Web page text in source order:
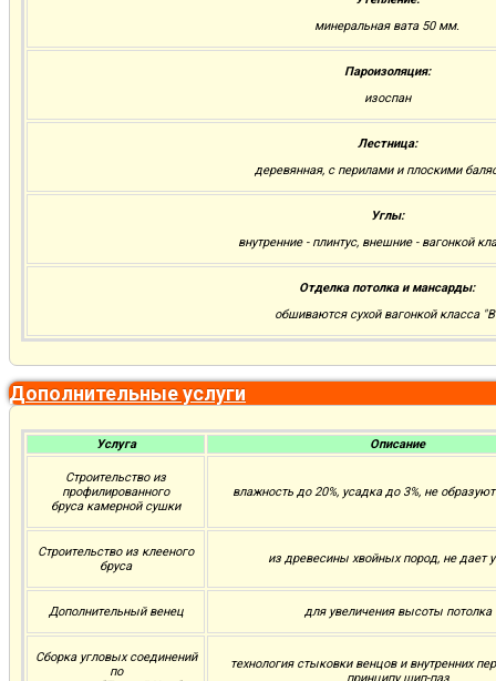
минеральная вата 50 мм.
Пароизоляция:
изоспан
Лестница:
деревянная, с перилами и плоскими
Углы:
внутренние - плинтус, внешние - вагонкой
Отделка потолка и мансарды:
обшиваются сухой вагонкой класса
Дополнительные услуги
Услуга Описание
Строительство из
профилированного
бруса камерной сушки
влажность до 20%, усадка до 3%, не
Строительство из клееного
бруса
из древесины хвойных пород, не дает
Дополнительный венец для увеличения высоты потолка
Сборка угловых соединений
по
технология стыковки венцов и внутренних
принципу шип-паз